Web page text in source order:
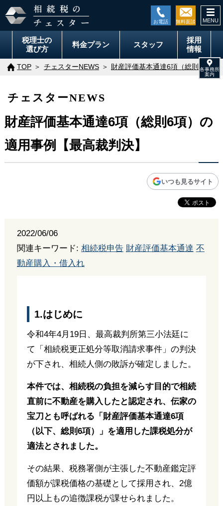
税理士の
選び方
料金プラン スタッフ
採用
情報
TOP チェスターNEWS 財産評価基本通達6項（総則6項）
チェスターNEWS
財産評価基本通達6項（総則6項）の
適用事例【最高裁判決】
いつも見るサイト
2022/06/06
関連キーワード: 相続税申告 財産評価基本通達 不
動産購入・借入れ
1.はじめに
令和4年4月19日、最高裁判所第三小法廷に
て「相続税更正処分等取消請求事件」の判決
が下され、相続人側の敗訴が確定しました。
本件では、相続税の負担を減らす目的で相続
直前に不動産を購入したと認定され、伝家の
宝刀とも呼ばれる「財産評価基本通達6項
（以下、総則6項）」を適用した課税処分が
適法とされました。
その結果、税務署側が主張した不動産鑑定評
価額が課税価格の基礎として採用され、2億
円以上もの追徴課税が課せられました。